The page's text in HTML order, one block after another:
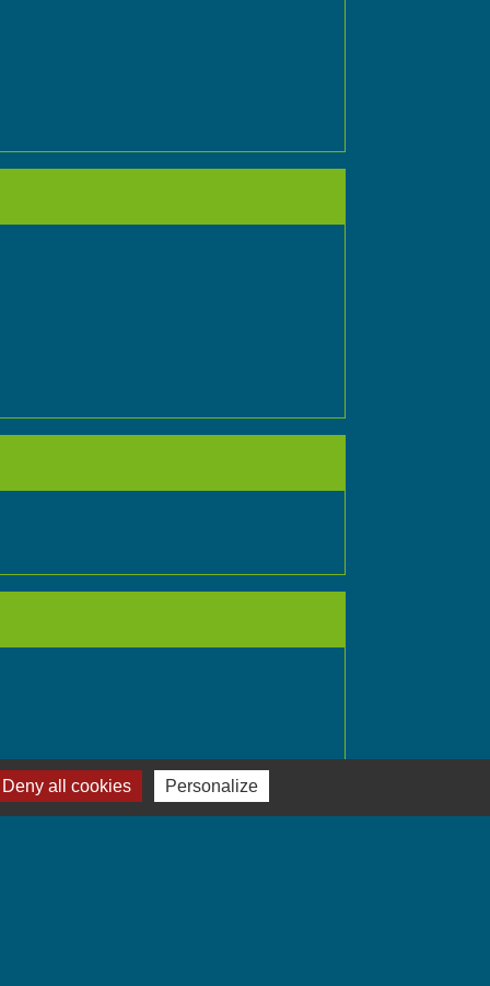
Signaler une erreur sur cette page
Deny all cookies Personalize